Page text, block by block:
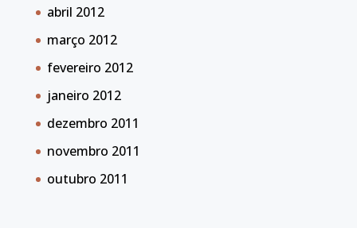
abril 2012
março 2012
fevereiro 2012
janeiro 2012
dezembro 2011
novembro 2011
outubro 2011